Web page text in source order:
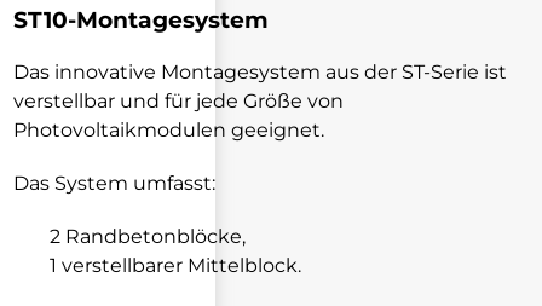
ST10-Montagesystem
Das innovative Montagesystem aus der ST-Serie ist
verstellbar und für jede Größe von
Photovoltaikmodulen geeignet.
Das System umfasst:
2 Randbetonblöcke,
1 verstellbarer Mittelblock.